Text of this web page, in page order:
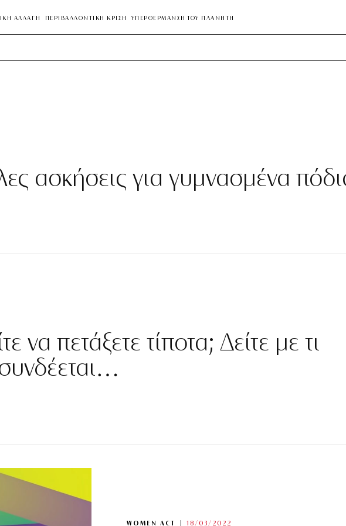
ΑΛΛΑΓΗ ΠΕΡΙΒΑΛΛΟΝΤΙΚΗ ΚΡΙΣΗ ΥΠΕΡΘΕΡΜΑΝΣΗ ΤΟΥ ΠΛΑΝΗΤΗ
ασκήσεις για γυμνασμένα
να πετάξετε τίποτα; Δείτε με τι
WOMEN ACT 18/03/2022